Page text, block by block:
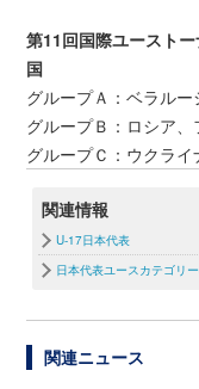
第11回国際ユースト
国
グループＡ：ベラル
グループＢ：ロシア、
グループＣ：ウクラ
関連情報
U-17日本代表
日本代表ユースカテゴリ
関連ニュース